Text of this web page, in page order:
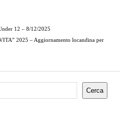
12 – 8/12/2025
2025 – Aggiornamento locandina per
Cerca